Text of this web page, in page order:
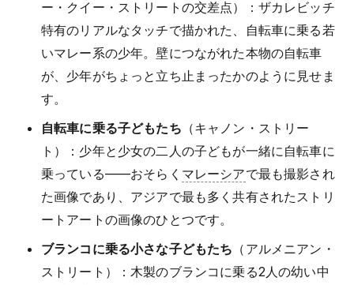
ー・クイー・ストリートの交差点）：ザカレビッチ
特有のリアルなタッチで描かれた、自転車に乗る若
いマレー系の少年。壁につながれた本物の自転車
が、少年がちょっと立ち止まったかのように見せま
す。
自転車に乗る子どもたち （キャノン・ストリー
ト）：少年と少女の二人の子どもが一緒に自転車に
乗っている——おそらく マレーシアで最も撮影され
た画像であり、アジアで最も多く共有されたストリ
ートアートの画像のひとつです。
ブランコに乗る小さな子どもたち （アルメニアン・
ストリート）：木製のブランコに乗る2人の幼い中